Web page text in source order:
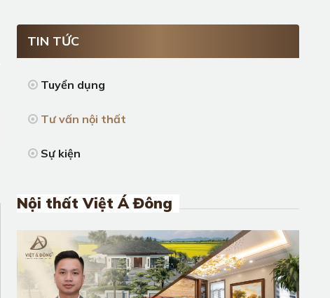
TIN TỨC
Tuyển dụng
Tư vấn nội thất
Sự kiện
Nội thất Việt Á Đông